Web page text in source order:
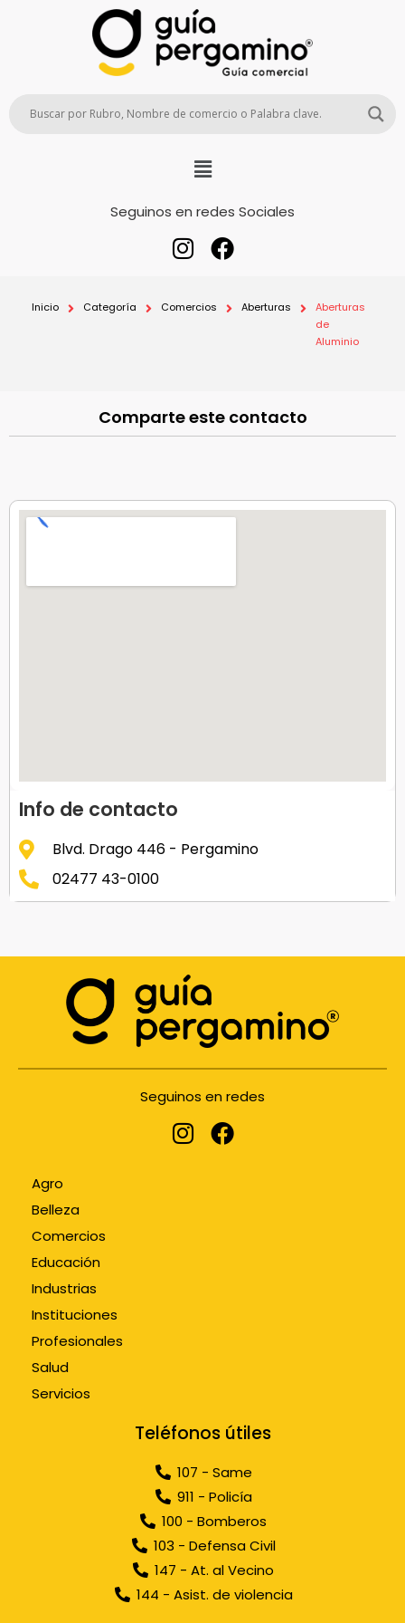
Seguinos en redes Sociales
Inicio Categoría Comercios Aberturas
Aberturas
de
Aluminio
Comparte este contacto
Info de contacto
Blvd. Drago 446 - Pergamino
02477 43-0100
Seguinos en redes
Agro
Belleza
Comercios
Educación
Industrias
Instituciones
Profesionales
Salud
Servicios
Teléfonos útiles
107 - Same
911 - Policía
100 - Bomberos
103 - Defensa Civil
147 - At. al Vecino
144 - Asist. de violencia